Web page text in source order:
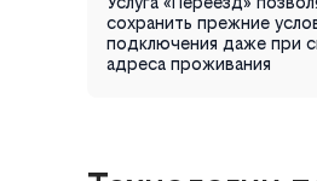
сохранить прежние
подключения даже при
адреса проживания